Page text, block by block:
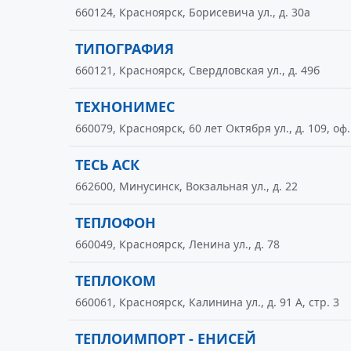
660124, Красноярск, Борисевича ул., д. 30а
ТИПОГРАФИЯ
660121, Красноярск, Свердловская ул., д. 49б
ТЕХНОНИМЕС
660079, Красноярск, 60 лет Октября ул., д. 109,
ТЕСЬ АСК
662600, Минусинск, Вокзальная ул., д. 22
ТЕПЛОФОН
660049, Красноярск, Ленина ул., д. 78
ТЕПЛОКОМ
660061, Красноярск, Калинина ул., д. 91 А, стр. 3
ТЕПЛОИМПОРТ - ЕНИСЕЙ